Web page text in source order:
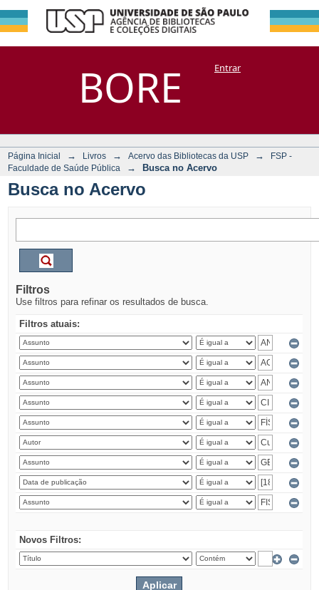
BORE
Busca no Acervo
DSpace/Manakin + CoriscoEntrar
Página Inicial → Livros → Acervo das Bibliotecas da USP →
FSP -
Faculdade de Saúde Pública
→ Busca no Acervo
Busca no Acervo
Filtros
Use filtros para refinar os resultados de busca.
Filtros atuais:
Novos Filtros: